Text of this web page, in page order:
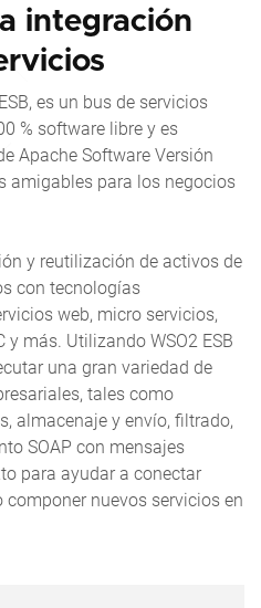
integración
es un bus de servicios
% software libre y es
Apache Software Versión
amigables para los negocios
y reutilización de activos de
con tecnologías
web, micro servicios,
y más. Utilizando WSO2 ESB
una gran variedad de
tales como
almacenaje y envío, filtrado,
SOAP con mensajes
para ayudar a conectar
nuevos servicios en